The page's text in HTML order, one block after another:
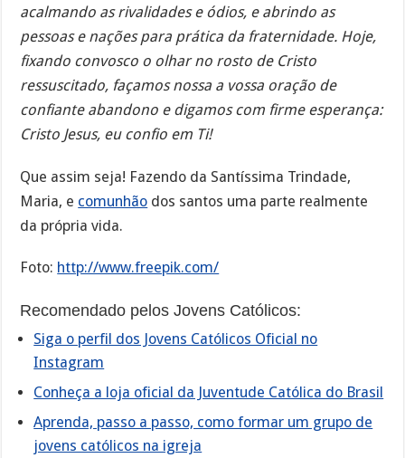
acalmando as rivalidades e ódios, e abrindo as
pessoas e nações para prática da fraternidade. Hoje,
fixando convosco o olhar no rosto de Cristo
ressuscitado, façamos nossa a vossa oração de
confiante abandono e digamos com firme esperança:
Cristo Jesus, eu confio em Ti!
Que assim seja! Fazendo da Santíssima Trindade,
Maria, e comunhão dos santos uma parte realmente
da própria vida.
Foto: http://www.freepik.com/
Recomendado pelos Jovens Católicos:
Siga o perfil dos Jovens Católicos Oficial no
Instagram
Conheça a loja oficial da Juventude Católica do Brasil
Aprenda, passo a passo, como formar um grupo de
jovens católicos na igreja